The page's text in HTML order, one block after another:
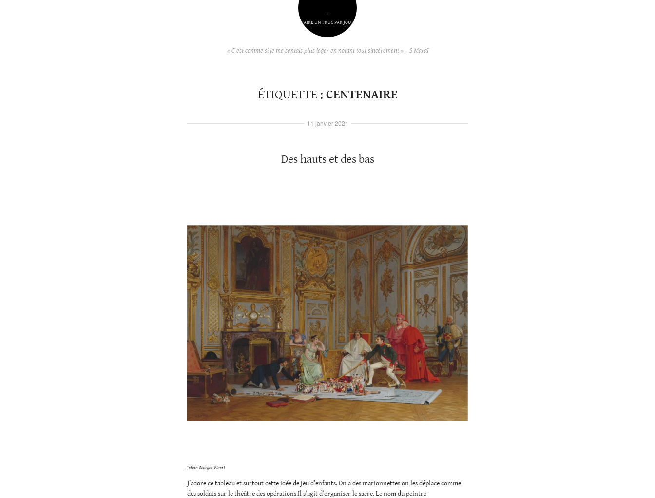
–
FAIRE UN TRUC PAR JOUR
« C’est comme si je me sentais plus léger en notant tout sincèrement » – S Maraï
ÉTIQUETTE : CENTENAIRE
Des hauts et des bas
Jehan Georges Vibert
J’adore ce tableau et surtout cette idée de jeu d’enfants. On a des marionnettes on les déplace comme
des soldats sur le théâtre des opérations.Il s’agit d’organiser le sacre. Le nom du peintre
11 janvier 2021